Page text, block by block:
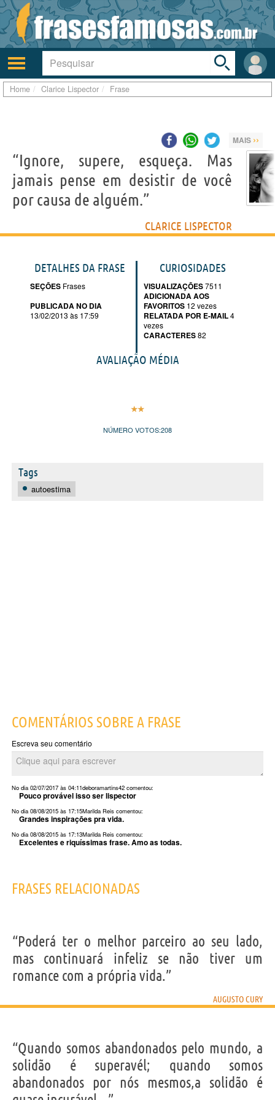
Ativar/desativar
a
navegação
Área
do
Toggle
search
bar
Home Clarice Lispector Frase
MAIS ››
“Ignore, supere, esqueça. Mas
jamais pense em desistir de você
por causa de alguém.”
CLARICE LISPECTOR
DETALHES DA FRASE
SEÇÕES Frases
PUBLICADA NO DIA
13/02/2013 às 17:59
CURIOSIDADES
VISUALIZAÇÕES7511
ADICIONADA AOS
FAVORITOS 12 vezes
RELATADA POR E-MAIL4
vezes
CARACTERES82
AVALIAÇÃO MÉDIA
NÚMERO VOTOS:208
Tags
autoestima
COMENTÁRIOS SOBRE A FRASE
Escreva seu comentário
No dia 02/07/2017 às 04:11deboramartins42 comentou:
Pouco provável isso ser lispector
No dia 08/08/2015 às 17:15Marilda Reis comentou:
Grandes inspirações pra vida.
No dia 08/08/2015 às 17:13Marilda Reis comentou:
Excelentes e riquíssimas frase. Amo as todas.
FRASES RELACIONADAS
“Poderá ter o melhor parceiro ao seu lado,
mas continuará infeliz se não tiver um
romance com a própria vida.”
AUGUSTO CURY
“Quando somos abandonados pelo mundo, a
solidão é superavél; quando somos
abandonados por nós mesmos,a solidão é